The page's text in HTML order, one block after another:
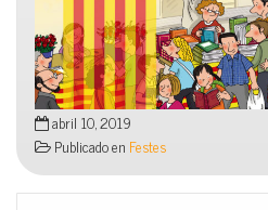
abril 10, 2019
Publicado en Festes